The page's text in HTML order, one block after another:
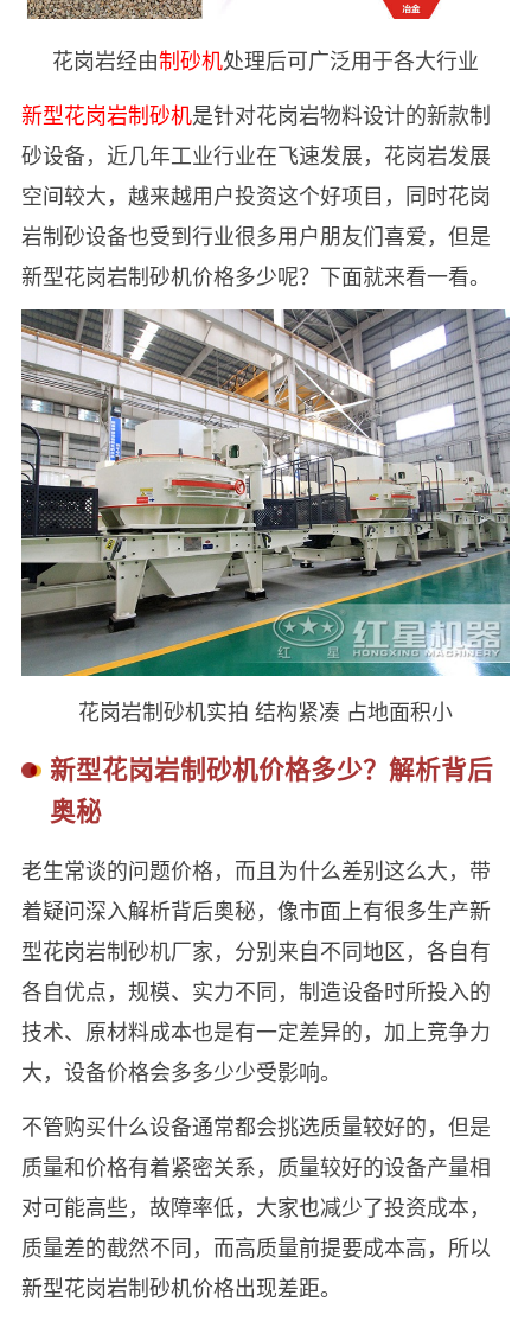
花岗岩经由制砂机处理后可广泛用于各大行业
新型花岗岩制砂机是针对花岗岩物料设计的新款制
砂设备，近几年工业行业在飞速发展，花岗岩发展
空间较大，越来越用户投资这个好项目，同时花岗
岩制砂设备也受到行业很多用户朋友们喜爱，但是
新型花岗岩制砂机价格多少呢？下面就来看一看。
花岗岩制砂机实拍 结构紧凑 占地面积小
新型花岗岩制砂机价格多少？解析背后
奥秘
老生常谈的问题价格，而且为什么差别这么大，带
着疑问深入解析背后奥秘，像市面上有很多生产新
型花岗岩制砂机厂家，分别来自不同地区，各自有
各自优点，规模、实力不同，制造设备时所投入的
技术、原材料成本也是有一定差异的，加上竞争力
大，设备价格会多多少少受影响。
不管购买什么设备通常都会挑选质量较好的，但是
质量和价格有着紧密关系，质量较好的设备产量相
对可能高些，故障率低，大家也减少了投资成本，
质量差的截然不同，而高质量前提要成本高，所以
新型花岗岩制砂机价格出现差距。